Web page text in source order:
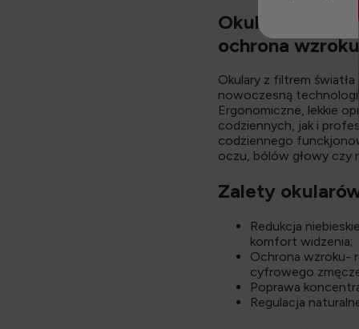
Okulary z
ochrona
Okulary z filtrem
nowoczesną
Ergonomiczne, lekkie
codziennych, jak i
codziennego
oczu, bólów głowy czy
Zalety
Redukcja
komfort widzenia;
Ochrona wzroku-
cyfrowego
Poprawa
Regulacja